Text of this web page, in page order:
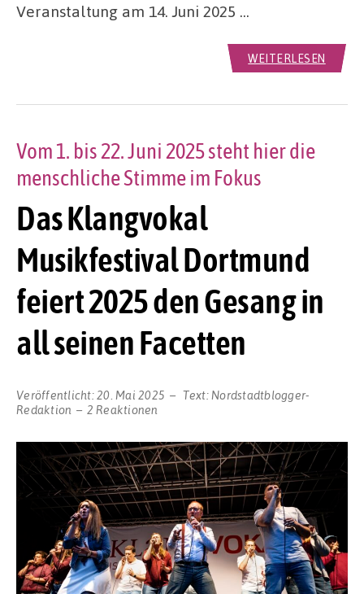
Veranstaltung am 14. Juni 2025 …
WEITERLESEN
Das Klangvokal
Musikfestival Dortmund
feiert 2025 den Gesang in
all seinen Facetten
Vom 1. bis 22. Juni 2025 steht hier die
menschliche Stimme im Fokus
Veröffentlicht:20. Mai 2025 Text: Nordstadtblogger-
Redaktion
2 Reaktionen